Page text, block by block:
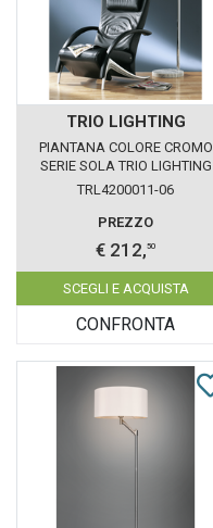
TRIO LIGHTING
PIANTANA COLORE CROMO
SERIE SOLA TRIO LIGHTING
4200011-06
TRL4200011-06
PREZZO
€ 212,50
SCEGLI E ACQUISTA
CONFRONTA